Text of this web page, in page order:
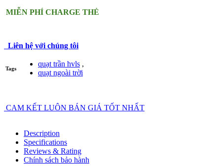
MIỄN PHÍ CHARGE THẺ
Liên hệ với chúng tôi
Tags
quạt trần hvls ,
quạt ngoài trời
CAM KẾT LUÔN BÁN GIÁ TỐT NHẤT
Description
Specifications
Reviews & Rating
Chính sách bảo hành